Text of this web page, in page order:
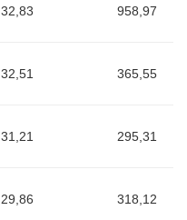
32,83 958,97
32,51 365,55
31,21 295,31
29,86 318,12